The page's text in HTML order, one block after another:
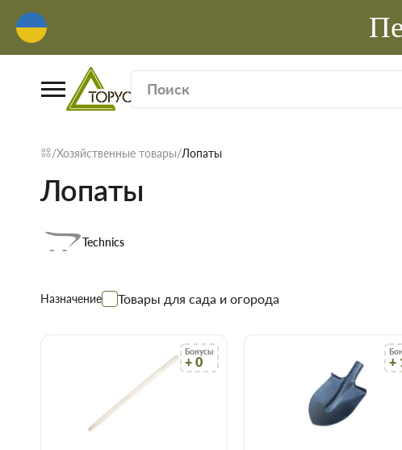
Хозяйственные товары Лопаты
Лопаты
Technics
Назначение Товары для сада и огорода
Бонусы
+ 0 +